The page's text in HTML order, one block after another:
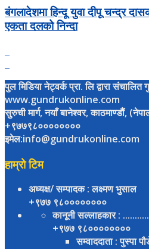
बंगलादेशमा हिन्दू युवा दीपू चन्द्र
एकता दलको निन्दा
पुल मिडिया नेट्वर्क प्रा. लि द्वारा
www.gundrukonline.com
सुरुची मार्ग, नयाँ बानेश्वर, काठमाण्डौैं,
+९७७९८००००००००
इमेल:info@gundrukonline.com
हाम्रो टिम
अध्यक्ष/ सम्पादक: लक्ष्मण भुसाल
+९७७ ९८००००००००
कानूनी सल्लाहकार:
+९७७ ९८००००००००
सम्वाददाता: पुस्पा